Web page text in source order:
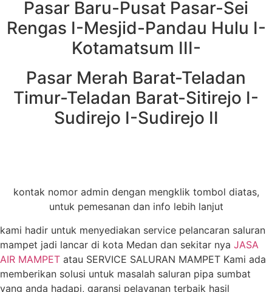
Pasar Baru-Pusat Pasar-Sei
Rengas I-Mesjid-Pandau Hulu I-
Kotamatsum III-
Pasar Merah Barat-Teladan
Timur-Teladan Barat-Sitirejo I-
Sudirejo I-Sudirejo II
kontak nomor admin dengan mengklik tombol diatas,
untuk pemesanan dan info lebih lanjut
kami hadir untuk menyediakan service pelancaran saluran
mampet jadi lancar di kota Medan dan sekitar nya JASA
AIR MAMPET atau SERVICE SALURAN MAMPET Kami ada
memberikan solusi untuk masalah saluran pipa sumbat
yang anda hadapi, garansi pelayanan terbaik hasil